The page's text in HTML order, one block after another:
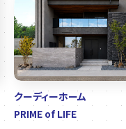
クーディーホーム
PRIME of LIFE